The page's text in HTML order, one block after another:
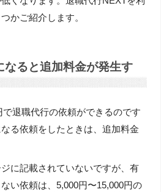
かご紹介します。
なると追加料金が発生す
退職代行の依頼ができるのです
る依頼をしたときは、追加料金
に記載されていないですが、有
い依頼は、5,000円〜15,000円の